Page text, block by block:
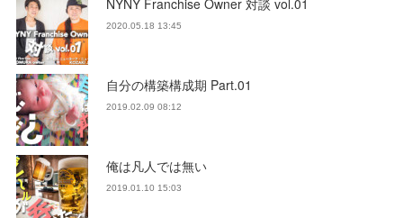
NYNY Franchise Owner 対談 vol.01
2020.05.18 13:45
自分の構築構成期 Part.01
2019.02.09 08:12
俺は凡人では無い
2019.01.10 15:03